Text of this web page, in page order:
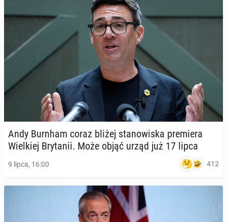
Andy Burnham coraz bliżej sta­no­wi­ska pre­mie­ra
Wiel­kiej Bry­ta­nii. Może objąć urząd już 17 lipca
9 lipca, 16:00 412